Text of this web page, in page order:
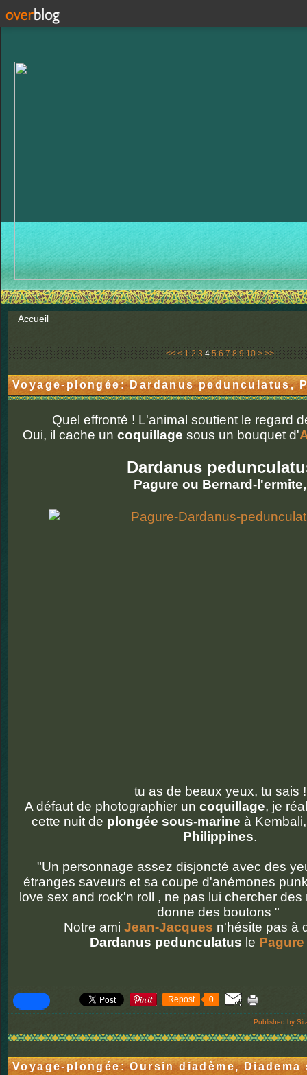
Accueil
<< < 1 2 3 4 5 6 7 8 9 1020
30
> >>
Voyage-plongée: Dardanus pedunculatus,
Quel effronté ! L'animal soutient le regard
Oui, il cache un coquillage sous un bouquet d'
Dardanus
Pagure ou Bernard-l'ermite,
tu as de beaux yeux, tu sais !
A défaut de photographier un coquillage, je
cette nuit de plongée sous-marine à
Philippines.
"Un personnage assez disjoncté avec des
étranges saveurs et sa coupe d'anémones
love sex and rock'n roll , ne pas lui chercher
donne des boutons "
Notre ami Jean-Jacques n'hésite pas à
Dardanus pedunculatus le
Repost 0
Published by
Voyage-plongée: Oursin diadème, Diadema